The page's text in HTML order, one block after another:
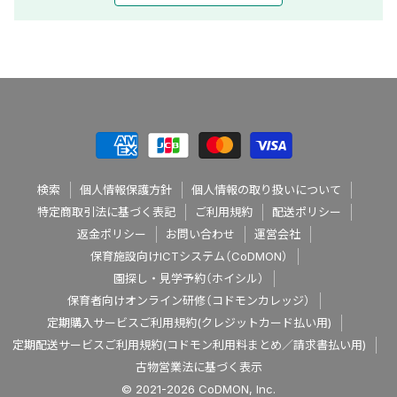
検索 個人情報保護方針
個人情報の取り扱いについて
特定商取引法に基づく表記
ご利用規約
配送ポリシー
返金ポリシー
お問い合わせ
運営会社
保育施設向けICTシステム（CoDMON）
園探し・見学予約（ホイシル）
保育者向けオンライン研修（コドモンカレッジ）
定期購入サービスご利用規約(クレジットカード払い用)
定期配送サービスご利用規約(コドモン利用料まとめ／請求書払い用)
古物営業法に基づく表示
© 2021-2026 CoDMON, Inc.